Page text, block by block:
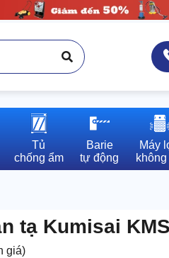
Tủ
chống ẩm
Barie
tự động
Máy
tạ Kumisai
giá)